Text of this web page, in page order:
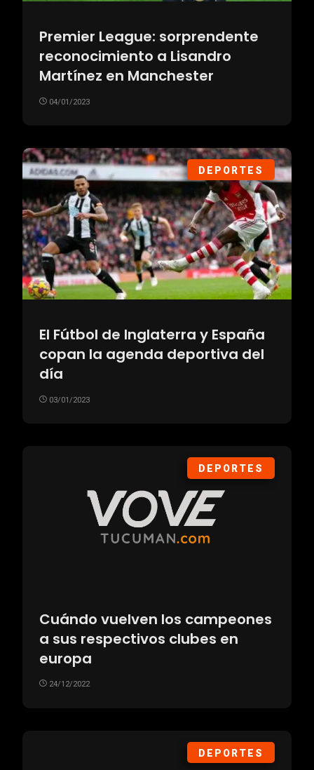
Premier League: sorprendente
reconocimiento a Lisandro
Martínez en Manchester
04/01/2023
DEPORTES
El Fútbol de Inglaterra y España
copan la agenda deportiva del
día
03/01/2023
DEPORTES
Cuándo vuelven los campeones
a sus respectivos clubes en
europa
24/12/2022
DEPORTES